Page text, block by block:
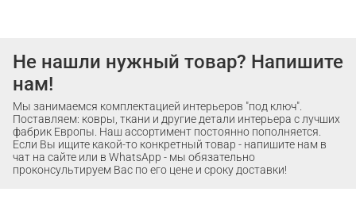
Не нашли нужный товар? Напишите
нам!
Мы занимаемся комплектацией интерьеров "под ключ".
Поставляем: ковры, ткани и другие детали интерьера с лучших
фабрик Европы. Наш ассортимент постоянно пополняется.
Если Вы ищите какой-то конкретный товар - напишите нам в
чат на сайте или в WhatsApp - мы обязательно
проконсультируем Вас по его цене и сроку доставки!